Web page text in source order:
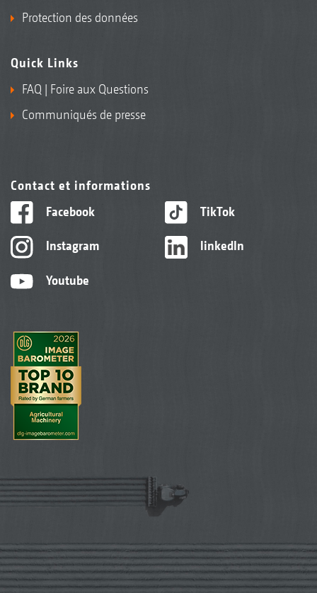
Protection des données
Quick Links
FAQ | Foire aux Questions
Communiqués de presse
Contact et informations
Facebook
Instagram
Youtube
TikTok
linkedIn